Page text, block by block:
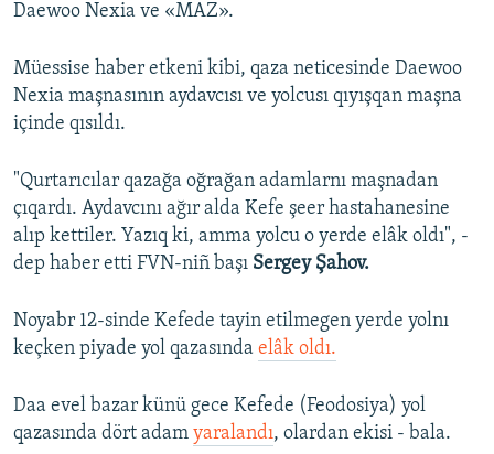
Daewoo Nexia ve «MAZ».
Müessise haber etkeni kibi, qaza neticesinde Daewoo
Nexia maşnasının aydavcısı ve yolcusı qıyışqan maşna
içinde qısıldı.
"Qurtarıcılar qazağa oğrağan adamlarnı maşnadan
çıqardı. Aydavcını ağır alda Kefe şeer hastahanesine
alıp kettiler. Yazıq ki, amma yolcu o yerde elâk oldı", -
dep haber etti FVN-niñ başı Sergey Şahov.
Noyabr 12-sinde Kefede tayin etilmegen yerde yolnı
keçken piyade yol qazasında elâk oldı.
Daa evel bazar künü gece Kefede (Feodosiya) yol
qazasında dört adam yaralandı, olardan ekisi - bala.